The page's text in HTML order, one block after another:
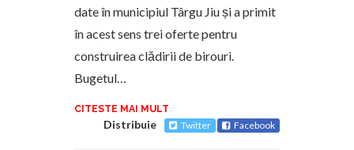
date în municipiul Târgu Jiu și a primit
în acest sens trei oferte pentru
construirea clădirii de birouri.
Bugetul…
CITESTE MAI MULT
Distribuie Twitter Facebook